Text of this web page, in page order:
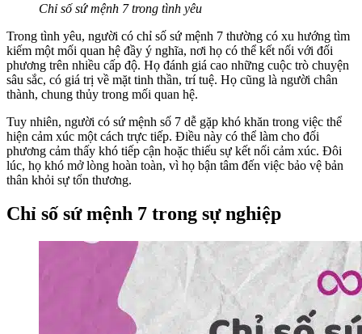
Chỉ số sứ mệnh 7 trong tình yêu
Trong tình yêu, người có chỉ số sứ mệnh 7 thường có xu hướng tìm
kiếm một mối quan hệ đầy ý nghĩa, nơi họ có thể kết nối với đối
phương trên nhiều cấp độ. Họ đánh giá cao những cuộc trò chuyện
sâu sắc, có giá trị về mặt tinh thần, trí tuệ. Họ cũng là người chân
thành, chung thủy trong mối quan hệ.
Tuy nhiên, người có sứ mệnh số 7 dễ gặp khó khăn trong việc thể
hiện cảm xúc một cách trực tiếp. Điều này có thể làm cho đối
phương cảm thấy khó tiếp cận hoặc thiếu sự kết nối cảm xúc. Đôi
lúc, họ khó mở lòng hoàn toàn, vì họ bận tâm đến việc bảo vệ bản
thân khỏi sự tổn thương.
Chỉ số sứ mệnh 7 trong sự nghiệp